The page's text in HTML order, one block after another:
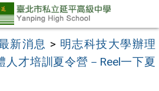
新消息 > 明志科技大學辦理
人才培訓夏令營－Reel一下夏